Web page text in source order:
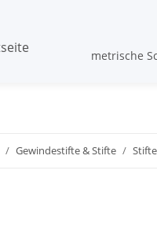
metrische
Gewindestifte & Stifte Stifte